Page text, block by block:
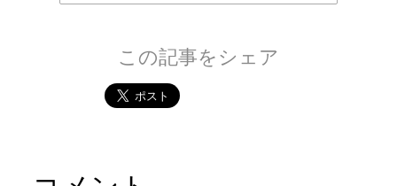
この記事をシェア